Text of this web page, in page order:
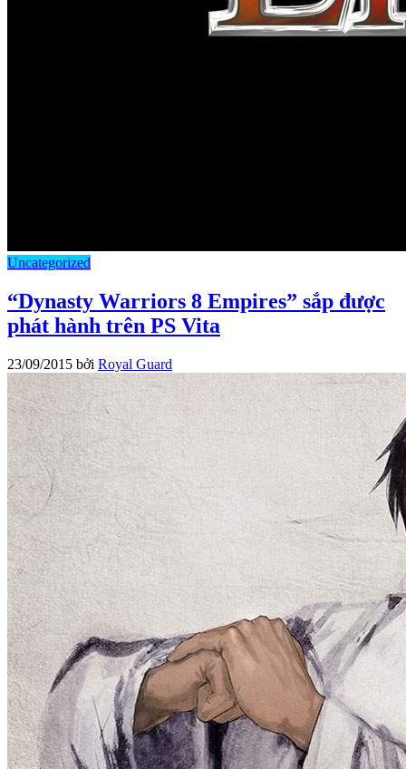
Uncategorized
“Dynasty Warriors 8 Empires” sắp được
phát hành trên PS Vita
23/09/2015 bởi Royal Guard